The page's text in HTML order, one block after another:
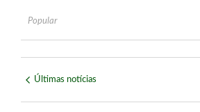
Popular
Últimas notícias